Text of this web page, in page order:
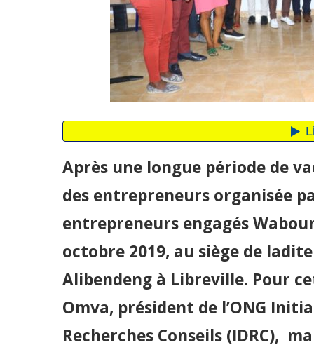
Après une longue période de
des entrepreneurs organisée
entrepreneurs engagés
octobre 2019, au siège de
Alibendeng à Libreville. Pour
Omva, président de l’ONG
Recherches Conseils (IDRC),